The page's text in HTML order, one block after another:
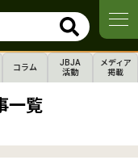
コラム
JBJA
活動
メディア
掲載
一覧